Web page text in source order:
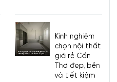
Kinh nghiệm
chọn nội thất
giá rẻ Cần
Thơ đẹp, bền
và tiết kiệm